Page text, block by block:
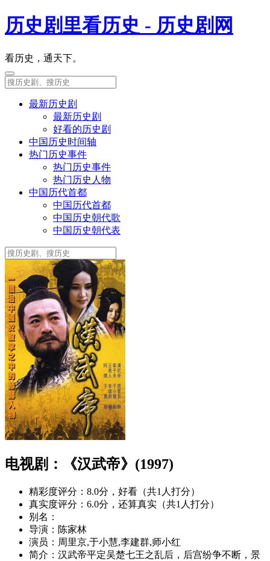
历史剧里看历史 - 历史剧网
看历史，通天下。
最新历史剧
最新历史剧
好看的历史剧
中国历史时间轴
热门历史事件
热门历史事件
热门历史人物
中国历代首都
中国历代首都
中国历史朝代歌
中国历史朝代表
电视剧：《汉武帝》(1997)
精彩度评分： 8.0分，好看（共1人打分）
真实度评分： 6.0分，还算真实（共1人打分）
别名：
导演： 陈家林
演员： 周里京,于小慧,李建群,师小红
简介： 汉武帝平定吴楚七王之乱后，后宫纷争不断，景